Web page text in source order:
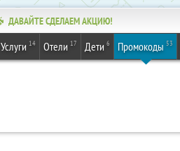
ДАВАЙТЕ СДЕЛАЕМ АКЦИЮ!
Услуги 14 Отели 17 Дети 6 Промокоды 53